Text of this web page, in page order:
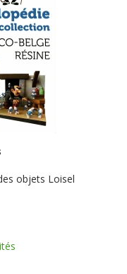
objets Loisel